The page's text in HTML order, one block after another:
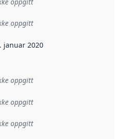
: oppgitt
sier når dataene i dette
januar 2020
oppgitt
oppgitt
oppgitt